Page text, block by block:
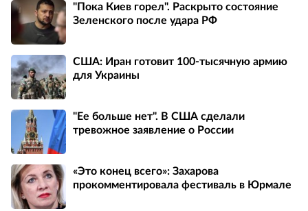
"Пока Киев горел". Раскрыто состояние
Зеленского после удара РФ
США: Иран готовит 100-тысячную армию
для Украины
"Ее больше нет". В США сделали
тревожное заявление о России
«Это конец всего»: Захарова
прокомментировала фестиваль в Юрмале